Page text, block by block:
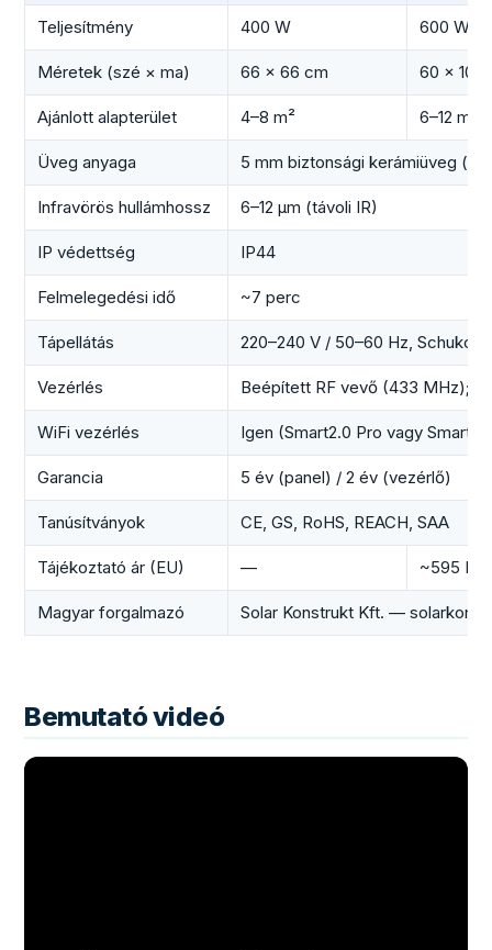
Teljesítmény 400 W 600 W
Méretek (szé × ma) 66 × 66 cm 60 × 100
Ajánlott alapterület 4–8 m² 6–12 m²
Üveg anyaga 5 mm biztonsági kerámiüveg
Infravörös hullámhossz 6–12 µm (távoli IR)
IP védettség IP44
Felmelegedési idő ~7 perc
Tápellátás 220–240 V / 50–60 Hz, Schuko
Vezérlés Beépített RF vevő (433 MHz);
WiFi vezérlés Igen (Smart2.0 Pro vagy
Garancia 5 év (panel) / 2 év (vezérlő)
Tanúsítványok CE, GS, RoHS, REACH, SAA
Tájékoztató ár (EU) — ~595
Magyar forgalmazó Solar Konstrukt Kft. —
Bemutató videó